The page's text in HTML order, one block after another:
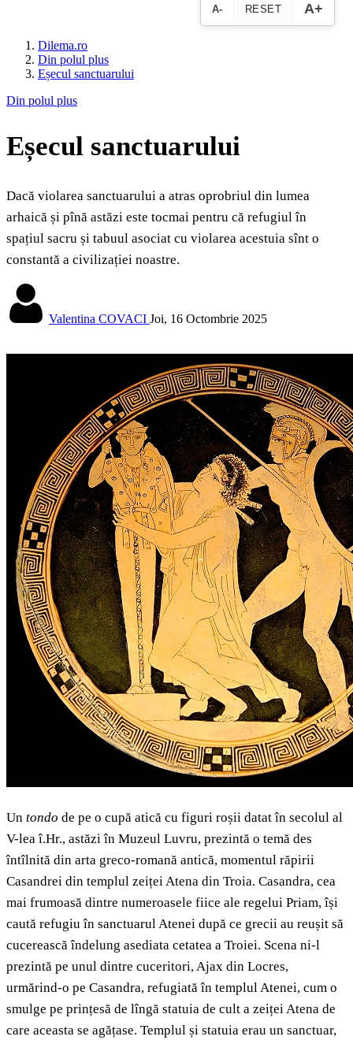
A- RESET A+
Dilema.ro
Din polul plus
Eșecul sanctuarului
Din polul plus
Eșecul sanctuarului
Dacă violarea sanctuarului a atras oprobriul din lumea
arhaică și pînă astăzi este tocmai pentru că refugiul în
spațiul sacru și tabuul asociat cu violarea acestuia sînt o
constantă a civilizației noastre.
Valentina COVACI Joi, 16 Octombrie 2025
Un tondo de pe o cupă atică cu figuri roșii datat în secolul al
V-lea î.Hr., astăzi în Muzeul Luvru, prezintă o temă des
întîlnită din arta greco-romană antică, momentul răpirii
Casandrei din templul zeiței Atena din Troia. Casandra, cea
mai frumoasă dintre numeroasele fiice ale regelui Priam, își
caută refugiu în sanctuarul Atenei după ce grecii au reușit să
cucerească îndelung asediata cetatea a Troiei. Scena ni-l
prezintă pe unul dintre cuceritori, Ajax din Locres,
urmărind-o pe Casandra, refugiată în templul Atenei, cum o
smulge pe prințesă de lîngă statuia de cult a zeiței Atena de
care aceasta se agățase. Templul și statuia erau un sanctuar,